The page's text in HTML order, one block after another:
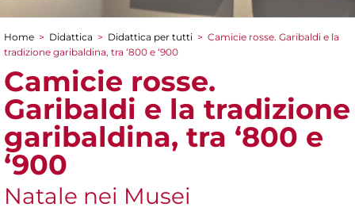
Tu sei qui
Home > Didattica > Didattica per tutti > Camicie rosse. Garibaldi e la
tradizione garibaldina, tra ‘800 e ‘900
Camicie rosse.
Garibaldi e la tradizione
garibaldina, tra ‘800 e
‘900
Natale nei Musei